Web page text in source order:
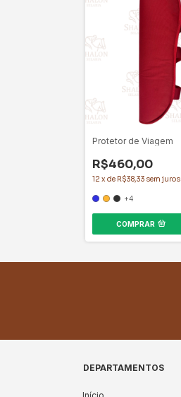
Protetor de Viagem
R$460,00
12 xde R$38,33 sem juros
+4
COMPRAR
DEPARTAMENTOS